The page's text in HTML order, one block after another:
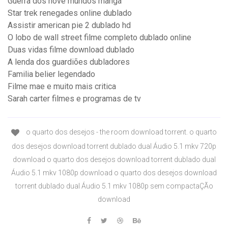
Star trek renegades online dublado
Assistir american pie 2 dublado hd
O lobo de wall street filme completo dublado online
Duas vidas filme download dublado
A lenda dos guardiões dubladores
Familia belier legendado
Filme mae e muito mais critica
Sarah carter filmes e programas de tv
o quarto dos desejos - the room download torrent. o quarto
dos desejos download torrent dublado dual Áudio 5.1 mkv 720p
download o quarto dos desejos download torrent dublado dual
Áudio 5.1 mkv 1080p download o quarto dos desejos download
torrent dublado dual Áudio 5.1 mkv 1080p sem compactaÇÃo
download